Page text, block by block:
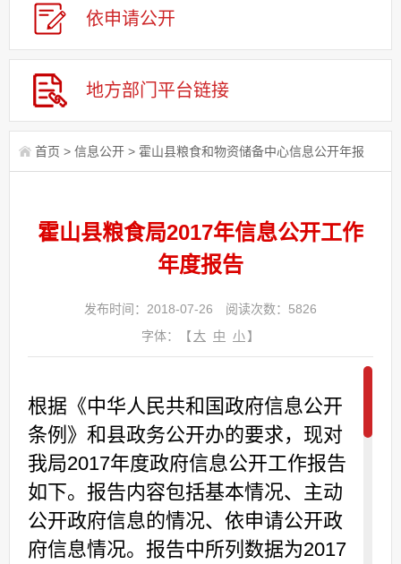
依申请公开
地方部门平台链接
首页 > 信息公开 > 霍山县粮食和物资储备中心信息公开年报
霍山县粮食局2017年信息公开工作
年度报告
发布时间：2018-07-26 阅读次数： 5826
字体：【 大 中 小】
根据《中华人民共和国政府信息公开
条例》和县政务公开办的要求，现对
我局2017年度政府信息公开工作报告
如下。报告内容包括基本情况、主动
公开政府信息的情况、依申请公开政
府信息情况。报告中所列数据为2017